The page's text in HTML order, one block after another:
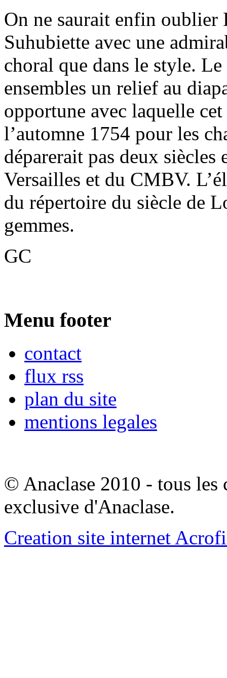
On ne saurait enfin oublier
Suhubiette avec une
choral que dans le style.
ensembles un relief au
opportune avec laquelle
l’automne 1754 pour les
déparerait pas deux siècles
Versailles et du CMBV.
du répertoire du siècle de
gemmes.
GC
Menu footer
contact
flux rss
plan du site
mentions legales
© Anaclase 2010 - tous les
exclusive d'Anaclase.
Creation site internet